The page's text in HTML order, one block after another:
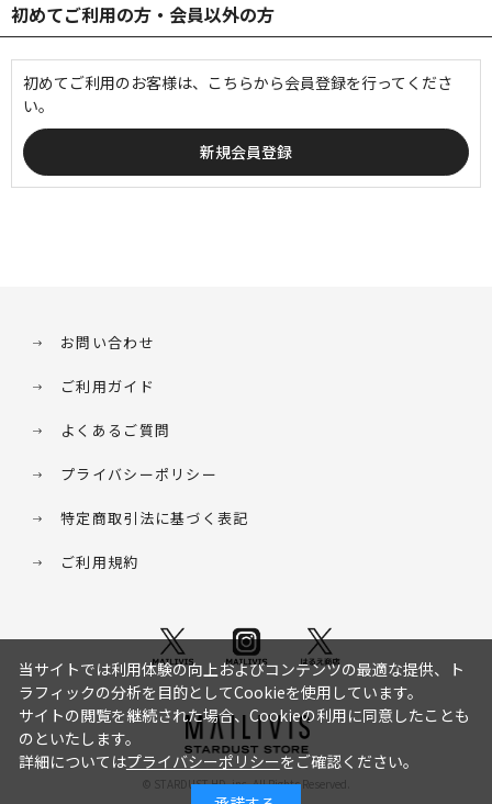
初めてご利用の方・会員以外の方
初めてご利用のお客様は、こちらから会員登録を行ってくださ
い。
お問い合わせ
ご利用ガイド
よくあるご質問
プライバシーポリシー
特定商取引法に基づく表記
ご利用規約
© STARDUST HD. inc. All Rights Reserved.
当サイトでは利用体験の向上およびコンテンツの最適な提供、ト
ラフィックの分析を目的としてCookieを使用しています。
サイトの閲覧を継続された場合、Cookieの利用に同意したことも
のといたします。
詳細についてはプライバシーポリシーをご確認ください。